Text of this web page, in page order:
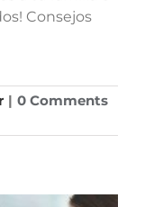
Consejos
| 0 Comments